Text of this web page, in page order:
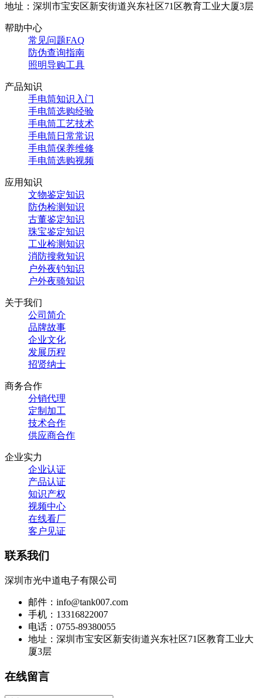
地址：深圳市宝安区新安街道兴东社区71区教育工业大厦3层
帮助中心
常见问题FAQ
防伪查询指南
照明导购工具
产品知识
手电筒知识入门
手电筒选购经验
手电筒工艺技术
手电筒日常常识
手电筒保养维修
手电筒选购视频
应用知识
文物鉴定知识
防伪检测知识
古董鉴定知识
珠宝鉴定知识
工业检测知识
消防搜救知识
户外夜钓知识
户外夜骑知识
关于我们
公司简介
品牌故事
企业文化
发展历程
招贤纳士
商务合作
分销代理
定制加工
技术合作
供应商合作
企业实力
企业认证
产品认证
知识产权
视频中心
在线看厂
客户见证
联系我们
深圳市光中道电子有限公司
邮件：info@tank007.com
手机：13316822007
电话：0755-89380055
地址：深圳市宝安区新安街道兴东社区71区教育工业大
厦3层
在线留言